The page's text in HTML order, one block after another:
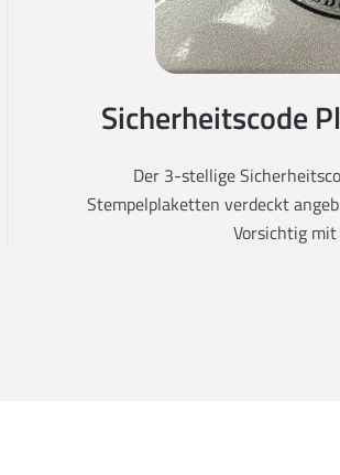
Sicherheitscode
Der 3-stellige
Stempelplaketten verdeckt
Vorsichtig